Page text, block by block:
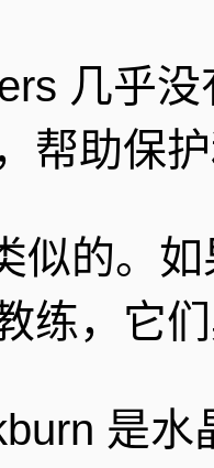
几乎
帮助保
似的。
练，它
是